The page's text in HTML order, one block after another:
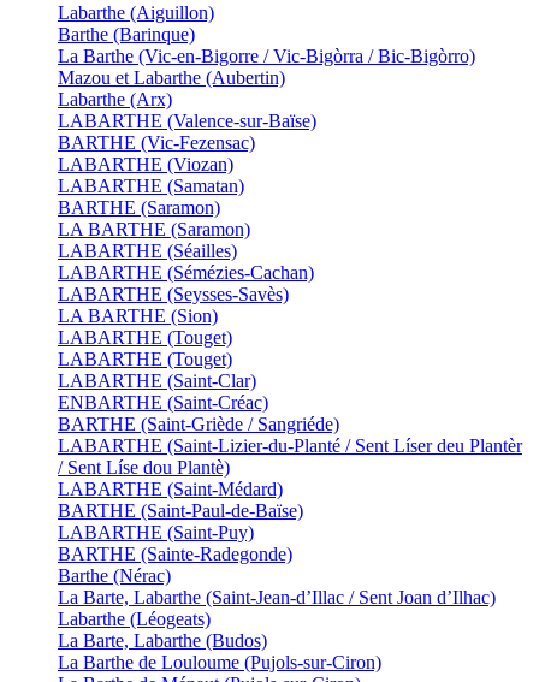
Labarthe (Aiguillon)
Barthe (Barinque)
La Barthe (Vic-en-Bigorre / Vic-Bigòrra / Bic-Bigòrro)
Mazou et Labarthe (Aubertin)
Labarthe (Arx)
LABARTHE (Valence-sur-Baïse)
BARTHE (Vic-Fezensac)
LABARTHE (Viozan)
LABARTHE (Samatan)
BARTHE (Saramon)
LA BARTHE (Saramon)
LABARTHE (Séailles)
LABARTHE (Sémézies-Cachan)
LABARTHE (Seysses-Savès)
LA BARTHE (Sion)
LABARTHE (Touget)
LABARTHE (Touget)
LABARTHE (Saint-Clar)
ENBARTHE (Saint-Créac)
BARTHE (Saint-Griède / Sangriéde)
LABARTHE (Saint-Lizier-du-Planté / Sent Líser deu Plantèr
/ Sent Líse dou Plantè)
LABARTHE (Saint-Médard)
BARTHE (Saint-Paul-de-Baïse)
LABARTHE (Saint-Puy)
BARTHE (Sainte-Radegonde)
Barthe (Nérac)
La Barte, Labarthe (Saint-Jean-d’Illac / Sent Joan d’Ilhac)
Labarthe (Léogeats)
La Barte, Labarthe (Budos)
La Barthe de Louloume (Pujols-sur-Ciron)